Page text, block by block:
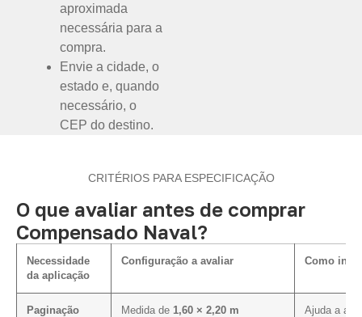
aproximada
necessária para a
compra.
Envie a cidade, o
estado e, quando
necessário, o
CEP do destino.
CRITÉRIOS PARA ESPECIFICAÇÃO
O que avaliar antes de comprar
Compensado Naval?
Necessidade
da aplicação
Configuração a avaliar Como
Paginação
Medida de 1,60 × 2,20 m
Ajuda a